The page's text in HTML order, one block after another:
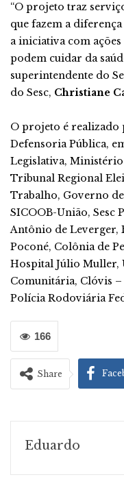
“O projeto traz
que fazem a
a iniciativa com
podem cuidar da
superintendente do
do Sesc, Christiane
O projeto é realizado
Defensoria Pública,
Legislativa,
Tribunal Regional
Trabalho, Governo
SICOOB-União, Sesc
Antônio de Leverger,
Poconé, Colônia de
Hospital Júlio Muller,
Comunitária, Clóvis
Polícia Rodoviária
166
Share
Eduardo